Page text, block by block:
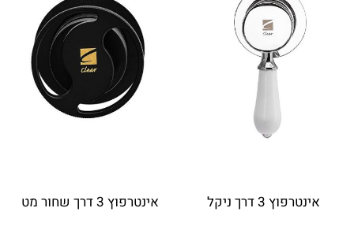
אינטרפוץ 3 דרך ניקל אינטרפוץ 3 דרך שחור מט